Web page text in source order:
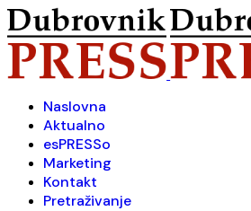
Naslovna
Aktualno
esPRESSo
Marketing
Kontakt
Pretraživanje